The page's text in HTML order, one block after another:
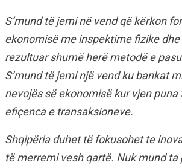
S’mund të jemi në vend që kërkon
ekonomisë me inspektime fizike dhe
rezultuar shumë herë metodë e
S’mund të jemi një vend ku bankat
nevojës së ekonomisë kur vjen
efiçenca e transaksioneve.
Shqipëria duhet të fokusohet te
të merremi vesh qartë. Nuk mund ta